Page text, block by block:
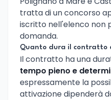
tratta di un concorso
iscritto nell'elenco non
domanda.
Quanto dura il contratto
Il contratto ha una
tempo pieno e
espressamente la
attivazione dipenderà